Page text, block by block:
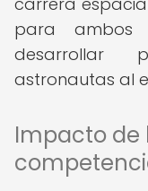
para ambos
desarrollar
astronautas al
Impacto de